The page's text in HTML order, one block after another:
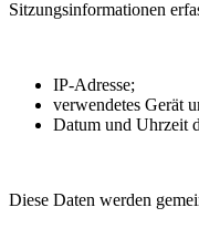
Sitzungsinformationen
IP-Adresse;
verwendetes Gerät
Datum und Uhrzeit
Diese Daten werden